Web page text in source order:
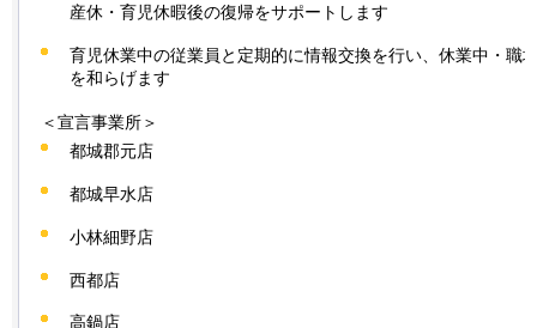
産休・育児休暇後の復帰をサポートします
育児休業中の従業員と定期的に情報交換を行い、休業中・職
を和らげます
＜宣言事業所＞
都城郡元店
都城早水店
小林細野店
西都店
高鍋店